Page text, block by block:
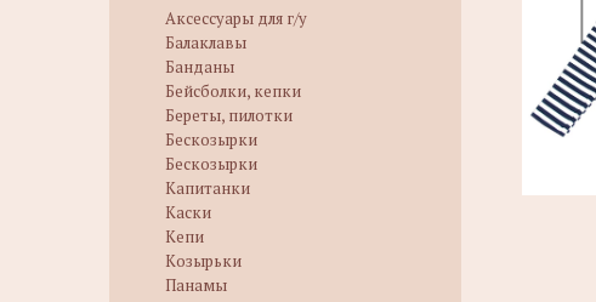
Аксессуары для г/у
Балаклавы
Банданы
Бейсболки, кепки
Береты, пилотки
Бескозырки
Бескозырки
Капитанки
Каски
Кепи
Козырьки
Панамы